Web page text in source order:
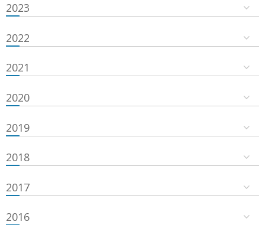
2023
2022
2021
2020
2019
2018
2017
2016